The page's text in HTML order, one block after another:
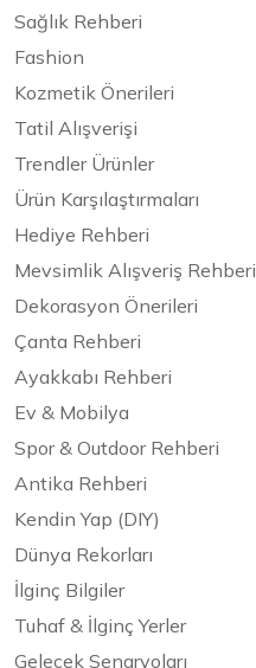
Sağlık Rehberi
Fashion
Kozmetik Önerileri
Tatil Alışverişi
Trendler Ürünler
Ürün Karşılaştırmaları
Hediye Rehberi
Mevsimlik Alışveriş Rehberi
Dekorasyon Önerileri
Çanta Rehberi
Ayakkabı Rehberi
Ev & Mobilya
Spor & Outdoor Rehberi
Antika Rehberi
Kendin Yap (DIY)
Dünya Rekorları
İlginç Bilgiler
Tuhaf & İlginç Yerler
Gelecek Senaryoları